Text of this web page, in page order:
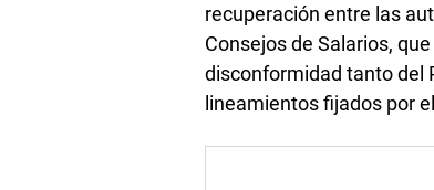
recuperación entre las
Consejos de Salarios,
disconformidad tanto del
lineamientos fijados por